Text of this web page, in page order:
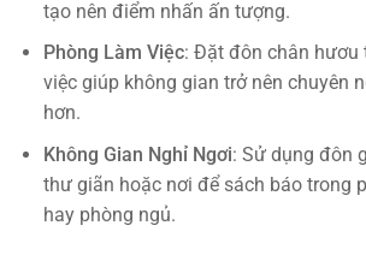
tạo nên điểm nhấn ấn tượng.
Phòng Làm Việc: Đặt đôn chân hươu
việc giúp không gian trở nên chuyên
hơn.
Không Gian Nghỉ Ngơi: Sử dụng đôn
thư giãn hoặc nơi để sách báo trong
hay phòng ngủ.